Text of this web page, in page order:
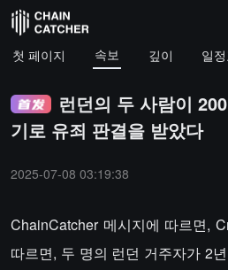
첫 페이지 속보 깊이 일정
런던의 두 사람이
기로 유죄 판결을 받았다
2025-07-08 03:19:38
ChainCatcher 메시지에 따르면,
따르면, 두 명의 런던 거주자가 2